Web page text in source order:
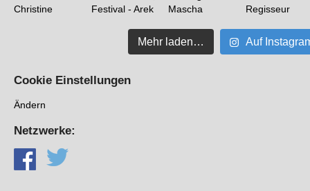
Mehr laden… Auf
Cookie Einstellungen
Ändern
Netzwerke: